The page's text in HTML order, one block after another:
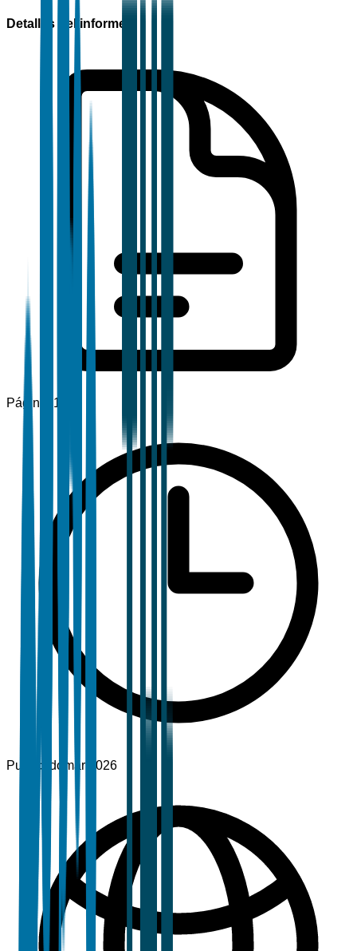
Detalles del informe
Páginas 120+
Publicado mar 2026